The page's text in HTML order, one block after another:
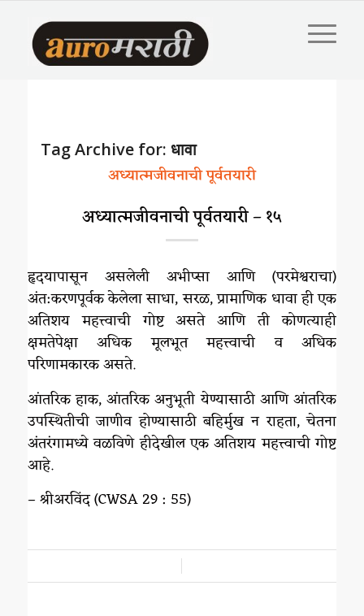
Tag Archive for: धावा
अध्यात्मजीवनाची पूर्वतयारी
अध्यात्मजीवनाची पूर्वतयारी – १५
हृदयापासून असलेली अभीप्सा आणि (परमेश्वराचा)
अंत:करणपूर्वक केलेला साधा, सरळ, प्रामाणिक धावा ही एक
अतिशय महत्त्वाची गोष्ट असते आणि ती कोणत्याही
क्षमतेपेक्षा अधिक मूलभूत महत्त्वाची व अधिक
परिणामकारक असते.
आंतरिक हाक, आंतरिक अनुभूती येण्यासाठी आणि आंतरिक
उपस्थितीची जाणीव होण्यासाठी बहिर्मुख न राहता, चेतना
अंतरंगामध्ये वळविणे हीदेखील एक अतिशय महत्त्वाची गोष्ट
आहे.
– श्रीअरविंद (CWSA 29 : 55)